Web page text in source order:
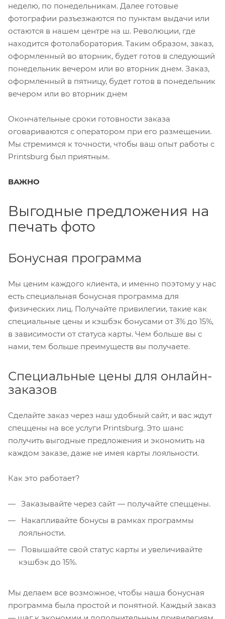
неделю, по понедельникам. Далее готовые
фотографии разъезжаются по пунктам выдачи или
остаются в нашем центре на ш. Революции, где
находится фотолаборатория. Таким образом, заказ,
оформленный во вторник, будет готов в следующий
понедельник вечером или во вторник днем. Заказ,
оформленный в пятницу, будет готов в понедельник
вечером или во вторник днем
Окончательные сроки готовности заказа
оговариваются с оператором при его размещении.
Мы стремимся к точности, чтобы ваш опыт работы с
Printsburg был приятным.
ВАЖНО
Выгодные предложения на
печать фото
Бонусная программа
Мы ценим каждого клиента, и именно поэтому у нас
есть специальная бонусная программа для
физических лиц. Получайте привилегии, такие как
специальные цены и кэшбэк бонусами от 3% до 15%,
в зависимости от статуса карты. Чем больше вы с
нами, тем больше преимуществ вы получаете.
Специальные цены для онлайн-
заказов
Сделайте заказ через наш удобный сайт, и вас ждут
спеццены на все услуги Printsburg. Это шанс
получить выгодные предложения и экономить на
каждом заказе, даже не имея карты лояльности.
Как это работает?
Заказывайте через сайт — получайте спеццены.
Накапливайте бонусы в рамках программы
лояльности.
Повышайте свой статус карты и увеличивайте
кэшбэк до 15%.
Мы делаем все возможное, чтобы наша бонусная
программа была простой и понятной. Каждый заказ